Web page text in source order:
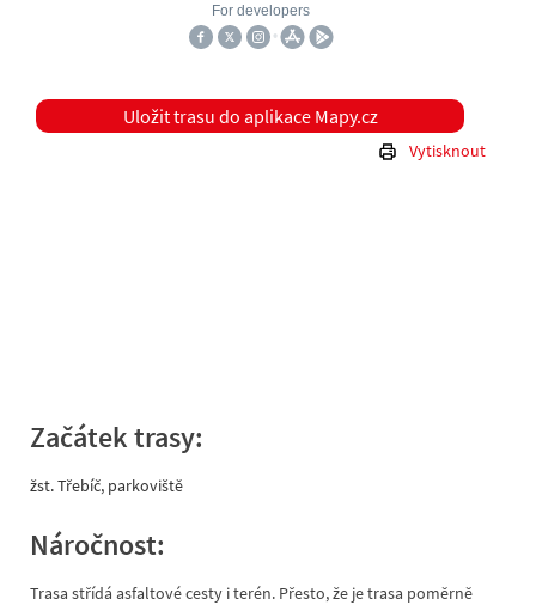
Vytisknout
Uložit trasu do aplikace Mapy.cz
Začátek trasy:
žst. Třebíč, parkoviště
Náročnost:
Trasa střídá asfaltové cesty i terén. Přesto, že je trasa poměrně